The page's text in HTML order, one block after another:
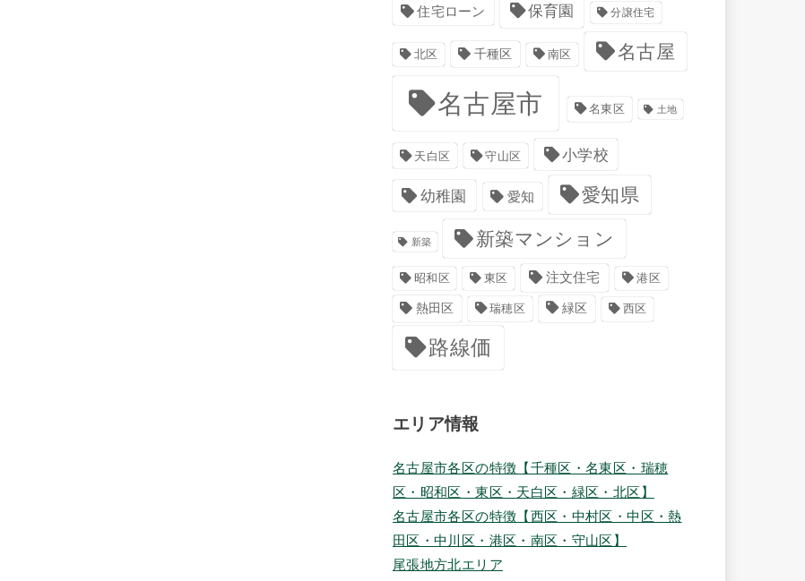
住宅ローン 保育園 分譲住宅
北区 千種区 南区 名古屋
名古屋市 名東区 土地
天白区 守山区 小学校
幼稚園 愛知 愛知県
新築 新築マンション
昭和区 東区 注文住宅 港区
熱田区 瑞穂区 緑区 西区
路線価
エリア情報
名古屋市各区の特徴【千種区・名東区・瑞穂
区・昭和区・東区・天白区・緑区・北区】
名古屋市各区の特徴【西区・中村区・中区・熱
田区・中川区・港区・南区・守山区】
尾張地方北エリア